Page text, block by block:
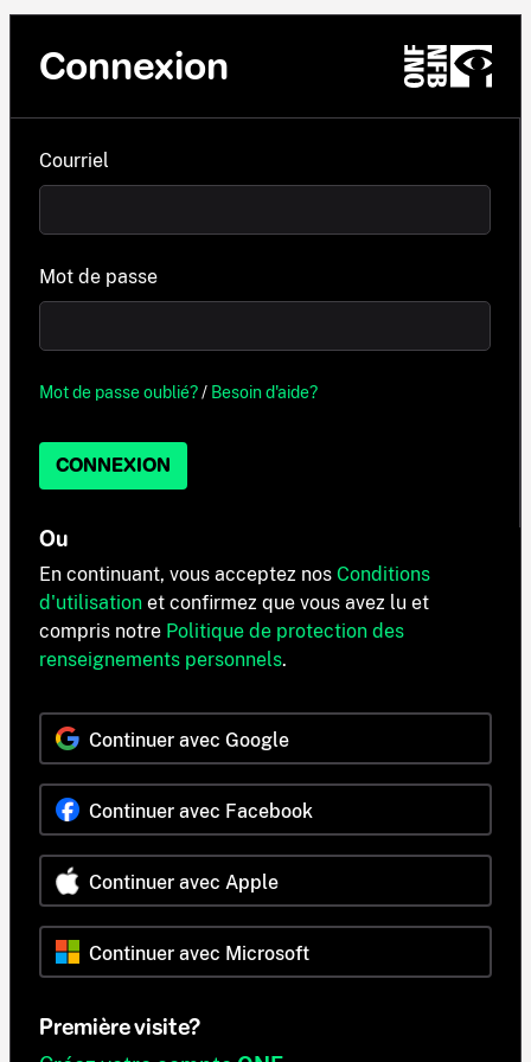
Connexion
Courriel
Mot de passe
Mot de passe oublié?/ Besoin d'aide?
CONNEXION
Ou
En continuant, vous acceptez nos Conditions
d'utilisation et confirmez que vous avez lu et
compris notre Politique de protection des
renseignements personnels.
Continuer avec Google
Continuer avec Facebook
Continuer avec Apple
Continuer avec Microsoft
Première visite?